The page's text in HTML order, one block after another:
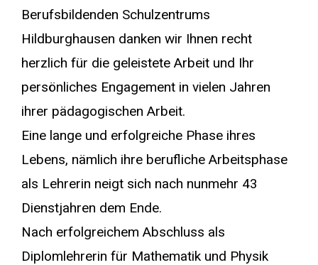
Berufsbildenden Schulzentrums
Hildburghausen danken wir Ihnen recht
herzlich für die geleistete Arbeit und Ihr
persönliches Engagement in vielen Jahren
ihrer pädagogischen Arbeit.
Eine lange und erfolgreiche Phase ihres
Lebens, nämlich ihre berufliche Arbeitsphase
als Lehrerin neigt sich nach nunmehr 43
Dienstjahren dem Ende.
Nach erfolgreichem Abschluss als
Diplomlehrerin für Mathematik und Physik